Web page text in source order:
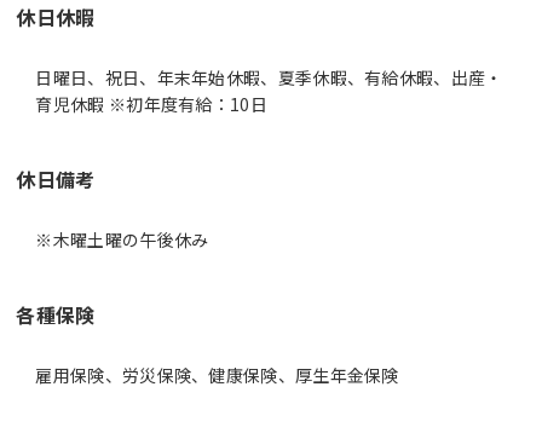
休日休暇
日曜日、祝日、年末年始休暇、夏季休暇、有給休暇、出産・
育児休暇 ※初年度有給：10日
休日備考
※木曜土曜の午後休み
各種保険
雇用保険、労災保険、健康保険、厚生年金保険